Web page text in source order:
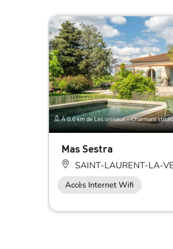
À 0.6 km de Les oiseaux – Charmant
Mas Sestra
SAINT-LAURENT-LA-
Accès Internet Wifi